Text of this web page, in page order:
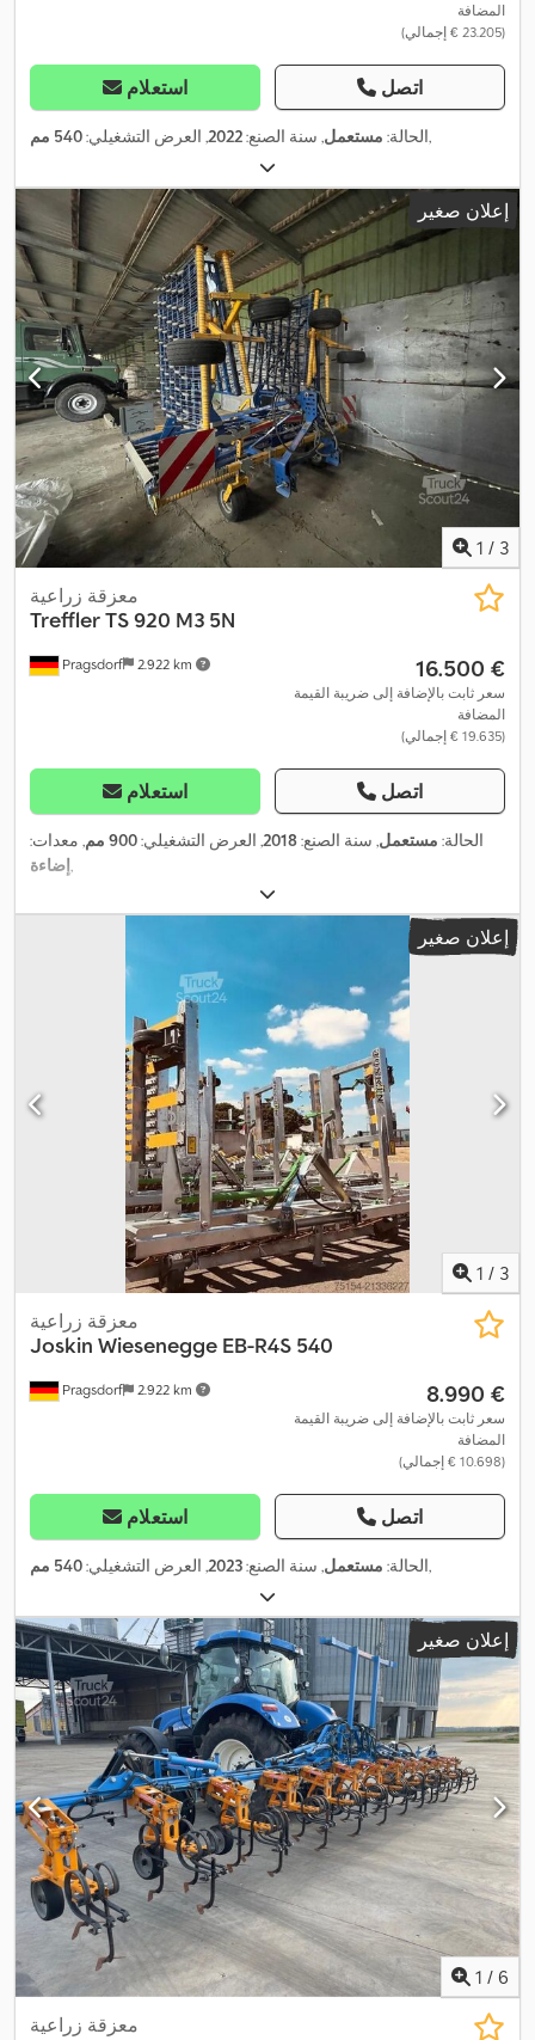
المضافة
(‏23.205 € إجمالي)
استعلام اتصل
الحالة: مستعمل, سنة الصنع:2022, العرض التشغيلي:540 مم ,
إعلان صغير
1 / 3
Pragsdorf 2.922 km
معزقة زراعية
TrefflerTS 920 M3 5N
‏16.500 €
سعر ثابت بالإضافة إلى ضريبة القيمة
المضافة
(‏19.635 € إجمالي)
استعلام اتصل
الحالة: مستعمل, سنة الصنع:2018, العرض التشغيلي:900 مم
, معدات:
إضاءة,
إعلان صغير
1 / 3
Pragsdorf 2.922 km
معزقة زراعية
Joskin Wiesenegge EB-R4S 540
‏8.990 €
سعر ثابت بالإضافة إلى ضريبة القيمة
المضافة
(‏10.698 € إجمالي)
استعلام اتصل
الحالة: مستعمل, سنة الصنع:2023, العرض التشغيلي:540 مم ,
إعلان صغير
1 / 6
معزقة زراعية